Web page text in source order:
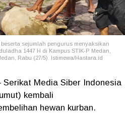
sejumlah pengurus menyaksikan
1447 H di Kampus STIK-P Medan,
Rabu (27/5). Istimewa/Hastara.id
Media Siber Indonesia
kembali
hewan kurban.